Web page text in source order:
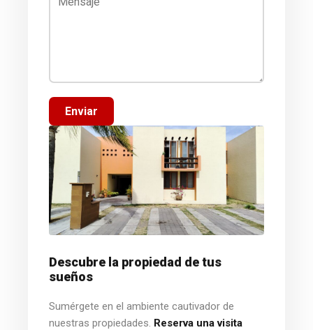
Enviar
Descubre la propiedad de tus
sueños
Sumérgete en el ambiente cautivador de
nuestras propiedades. Reserva una visita